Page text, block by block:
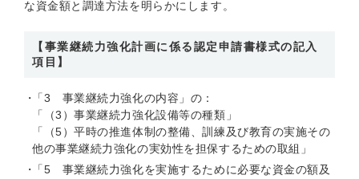
な資金額と調達方法を明らかにします。
【事業継続力強化計画に係る認定申請書様式の記入
項目】
「3 事業継続力強化の内容」の：
「（3）事業継続力強化設備等の種類」
「（5）平時の推進体制の整備、訓練及び教育の実施その
他の事業継続力強化の実効性を担保するための取組」
「5 事業継続力強化を実施するために必要な資金の額及